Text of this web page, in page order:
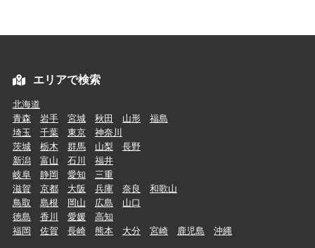
エリアで検索
北海道
青森
岩手 宮城 秋田 山形
福島
埼玉
千葉 東京
神奈川
茨城
栃木 群馬 山梨
長野
新潟
富山 石川
福井
岐阜
静岡 愛知
三重
滋賀
京都 大阪 兵庫 奈良
和歌山
鳥取
島根 岡山 広島
山口
徳島
香川 愛媛
高知
福岡
佐賀 長崎 熊本 大分 宮崎 鹿児島 沖縄